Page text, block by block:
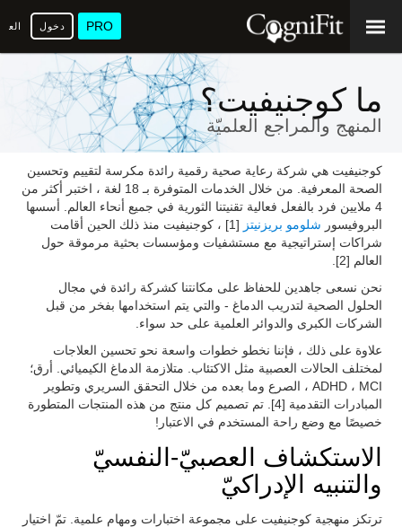
PRO دخول
ما كوجنيفيت؟
المنهج والمراجع العلميّة
كوجنيفيت هي شركة رعاية صحية رقمية رائدة مكرسة لتقييم وتحسين
الصحة المعرفية. من خلال الخدمات المتوفرة بـ 18 لغة ، اختبر أكثر من
4 ملايين فرد بالفعل فعالية تقنيتنا الثورية في جميع أنحاء العالم. أسسها
البروفيسور شلومو بريزنيتز
[1] ، كوجنيفيت منذ ذلك الحين أقامت
شراكات إستراتيجية مع مستشفيات ومؤسسات بحثية مرموقة حول
العالم [2].
نحن نسعى جاهدين للحفاظ على مكانتنا كشركة رائدة في مجال
الحلول الصحية لتدريب الدماغ - والتي يتم استخدامها بفخر من قبل
الشركات الكبرى والدوائر العلمية على حد سواء.
علاوة على ذلك ، فإننا نخطو خطوات واسعة نحو تحسين العلاجات
لمختلف الحالات العصبية مثل الاكتئاب. متلازمة الدماغ الكيميائي. أرق؛
ADHD ، MCI ، الصرع وما بعده من خلال التحقق السريري وتطوير
المبادرات التقدمية [4]. تم تصميم كل منتج من هذه المنتجات المتطورة
خصيصًا مع وضع راحة المستخدم في الاعتبار!
الاستكشاف العصبيّ-النفسيّ
والتنبيه الإدراكيّ
ترتكز منهجية كوجنيفيت على مجموعة اختبارات ومهام علمية. تمّ اختيار